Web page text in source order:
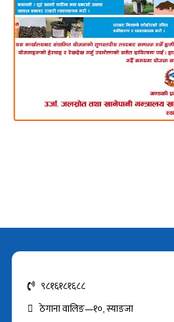
९८१६१८१६८८
ठेगाना वालिङ—१०, स्याङजा